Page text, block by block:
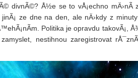
divnÃ©? Å½e se to vÅ¡echno
jinÃ¡ ze dne na den, ale nÄ›kdy z
Politika je opravdu takovÃ¡,
zamyslet, nestihnou zaregistrovat